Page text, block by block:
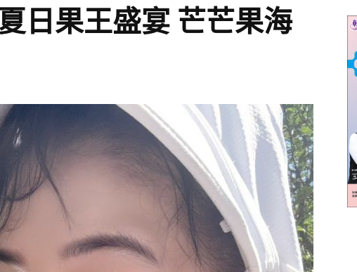
生
活
日果王盛宴 芒芒果海